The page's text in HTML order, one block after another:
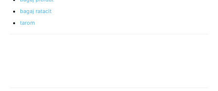
bagaj ratacit
tarom